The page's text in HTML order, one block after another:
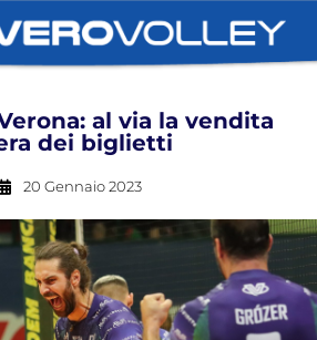
al via la vendita
dei biglietti
20 Gennaio 2023